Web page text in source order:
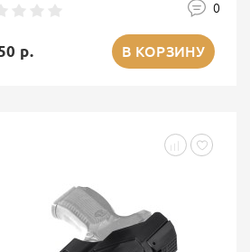
0
р. В КОРЗИНУ